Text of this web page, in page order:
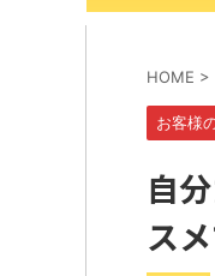
HOME >
お客様
自
ス